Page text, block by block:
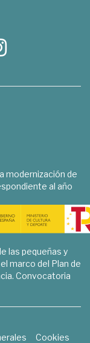
modernización de
al año
las pequeñas y
marco del Plan de
Convocatoria
Cookies